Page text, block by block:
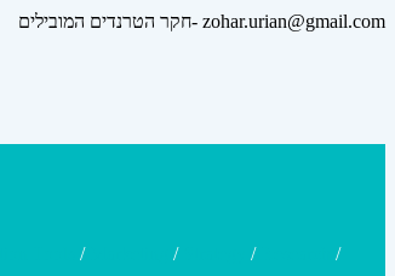
חקר הטרנדים המובילים- zohar.urian@gmail.com
/ / /
/